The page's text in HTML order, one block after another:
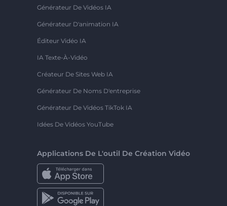
Générateur De Vidéos IA
Générateur D'animation IA
Éditeur Vidéo IA
IA Texte-À-Vidéo
Créateur De Sites Web IA
Générateur De Noms D'entreprise
Générateur De Vidéos TikTok IA
Idées De Vidéos YouTube
Applications De L'outil De Création Vidéo